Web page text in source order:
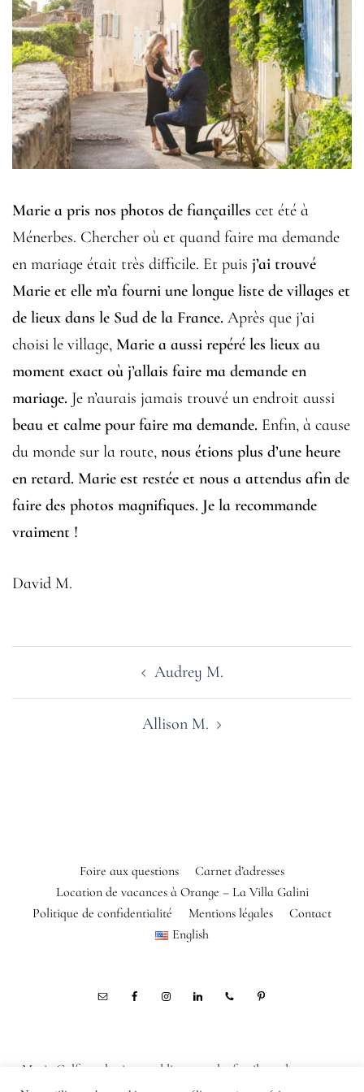
Marie a pris nos photos de fiançailles cet été à
Ménerbes. Chercher où et quand faire ma demande
en mariage était très difficile. Et puis j’ai trouvé
Marie et elle m’a fourni une longue liste de villages et
de lieux dans le Sud de la France. Après que j’ai
choisi le village, Marie a aussi repéré les lieux au
moment exact où j’allais faire ma demande en
mariage. Je n’aurais jamais trouvé un endroit aussi
beau et calme pour faire ma demande. Enfin, à cause
du monde sur la route, nous étions plus d’une heure
en retard. Marie est restée et nous a attendus afin de
faire des photos magnifiques. Je la recommande
vraiment !
David M.
Audrey M.
Allison M.
Foire aux questions
Carnet d’adresses
Location de vacances à Orange – La Villa Galini
Politique de confidentialité
Mentions légales
Contact
English
Marie Calfopoulos is a wedding, couple, family and corporate